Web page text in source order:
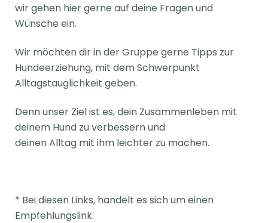
wir gehen hier gerne auf deine Fragen und
Wünsche ein.
Wir möchten dir in der Gruppe gerne Tipps zur
Hundeerziehung, mit dem Schwerpunkt
Alltagstauglichkeit geben.
Denn unser Ziel ist es, dein Zusammenleben mit
deinem Hund zu verbessern und
deinen Alltag mit ihm leichter zu machen.
* Bei diesen Links, handelt es sich um einen
Empfehlungslink.